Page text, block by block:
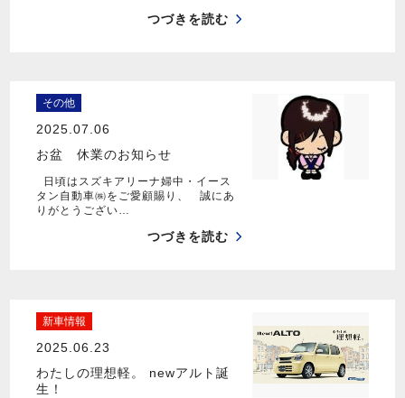
つづきを読む
その他
2025.07.06
お盆 休業のお知らせ
日頃はスズキアリーナ婦中・イース
タン自動車㈱をご愛顧賜り、 誠にあ
りがとうござい…
つづきを読む
新車情報
2025.06.23
わたしの理想軽。 newアルト誕
生！